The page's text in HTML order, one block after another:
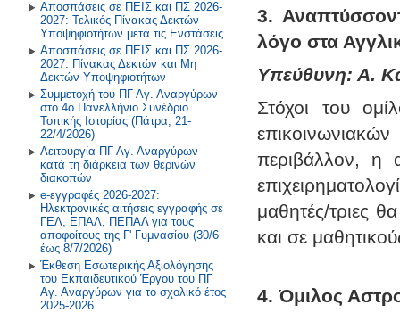
Διακρίσεις 2013-2014
Διακρίσεις 2012-2013
Διακρίσεις 2011-2012
Τεχνολογίας
Περιβάλλον και Εκπάιδευση για
την Αειφόρο Ανάπτυξη
Πρόγραμμα Σίτισης και Υγιεινής
Διατροφής
Δραστηριότητες στο Σχολικό
Επαγγελματικό Προσανατολισμό
2021-2022
Παλαιότερα έτη
2022-2023
2019-2020
2018-2019
2017-2018
2016-2017
2015-2016
2014-2015
Παλαιότερη Έτη
Αποσπάσεις σε ΠΕΙΣ και ΠΣ 2026-
2027: Τελικός Πίνακας Δεκτών
Υποψηφιοτήτων μετά τις Ενστάσεις
Αποσπάσεις σε ΠΕΙΣ και ΠΣ 2026-
2027: Πίνακας Δεκτών και Μη
Δεκτών Υποψηφιοτήτων
Συμμετοχή του ΠΓ Αγ. Αναργύρων
στο 4ο Πανελλήνιο Συνέδριο
Τοπικής Ιστορίας (Πάτρα, 21-
22/4/2026)
Λειτουργία ΠΓ Αγ. Αναργύρων
κατά τη διάρκεια των θερινών
διακοπών
e-εγγραφές 2026-2027:
Ηλεκτρονικές αιτήσεις εγγραφής σε
ΓΕΛ, ΕΠΑΛ, ΠΕΠΑΛ για τους
αποφοίτους της Γ' Γυμνασίου (30/6
έως 8/7/2026)
Έκθεση Εσωτερικής Αξιολόγησης
του Εκπαιδευτικού Έργου του ΠΓ
Αγ. Αναργύρων για το σχολικό έτος
2025-2026
3.
λόγο στα
Υπεύθυνη: Α.
Στόχοι του
περιβάλλον, η
μαθητές/τριες
και σε
4. Όμιλος